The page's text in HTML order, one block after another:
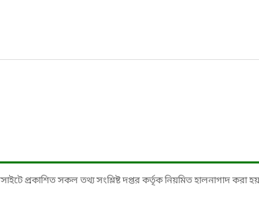
প্রকাশিত সকল তথ্য সংশ্লিষ্ট দপ্তর কর্তৃক নিয়মিত হালনাগাদ করা হয়।